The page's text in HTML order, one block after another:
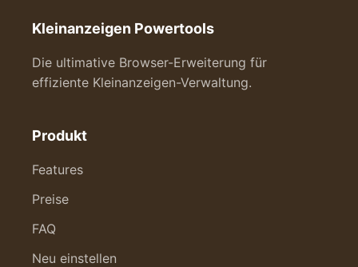
Kleinanzeigen Powertools
Die ultimative Browser-Erweiterung für
effiziente Kleinanzeigen-Verwaltung.
Produkt
Features
Preise
FAQ
Neu einstellen